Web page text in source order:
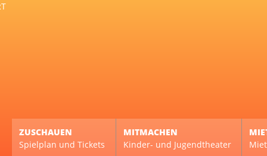
ZUSCHAUEN
Spielplan und Tickets
MITMACHEN
Kinder- und Jugendtheater